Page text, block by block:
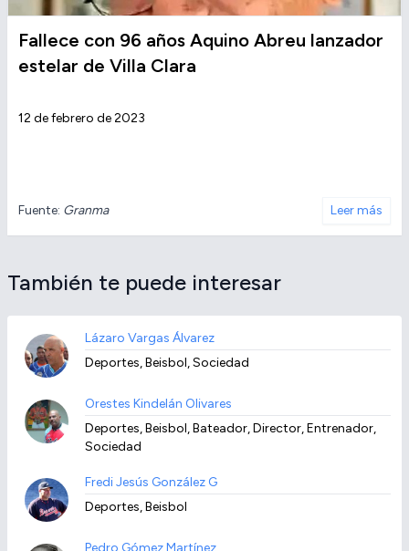
Fallece con 96 años Aquino Abreu lanzador
estelar de Villa Clara
12 de febrero de 2023
Fuente: Granma Leer más
También te puede interesar
Lázaro Vargas Álvarez
Deportes, Beisbol, Sociedad
Orestes Kindelán Olivares
Deportes, Beisbol, Bateador, Director, Entrenador,
Sociedad
Fredi Jesús González G
Deportes, Beisbol